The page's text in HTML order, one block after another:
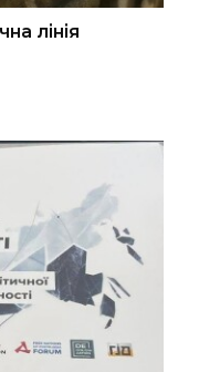
лінія